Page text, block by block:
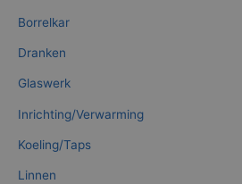
Borrelkar
Dranken
Glaswerk
Inrichting/Verwarming
Koeling/Taps
Linnen